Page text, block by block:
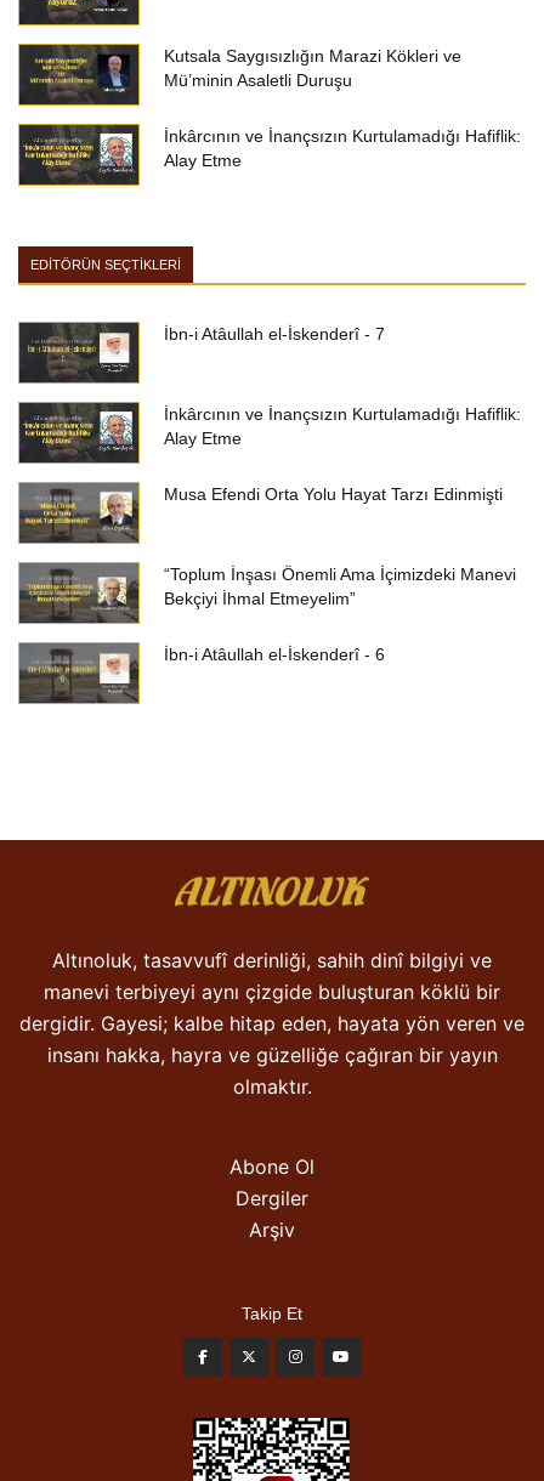
Kutsala Saygısızlığın Marazi Kökleri ve
Mü’minin Asaletli Duruşu
İnkârcının ve İnançsızın Kurtulamadığı Hafiflik:
Alay Etme
EDİTÖRÜN SEÇTİKLERİ
İbn-i Atâullah el-İskenderî - 7
İnkârcının ve İnançsızın Kurtulamadığı Hafiflik:
Alay Etme
Musa Efendi Orta Yolu Hayat Tarzı Edinmişti
“Toplum İnşası Önemli Ama İçimizdeki Manevi
Bekçiyi İhmal Etmeyelim”
İbn-i Atâullah el-İskenderî - 6
Altınoluk, tasavvufî derinliği, sahih dinî bilgiyi ve
manevi terbiyeyi aynı çizgide buluşturan köklü bir
dergidir. Gayesi; kalbe hitap eden, hayata yön veren ve
insanı hakka, hayra ve güzelliğe çağıran bir yayın
olmaktır.
Abone Ol
Dergiler
Arşiv
Takip Et